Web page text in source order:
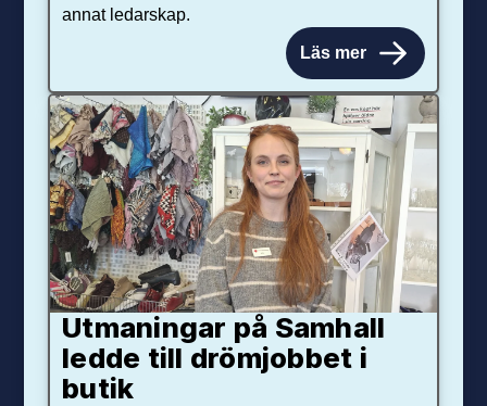
annat ledarskap.
Läs mer
Utmaningar på Sam­hall
ledde till dröm­jobbet i
butik